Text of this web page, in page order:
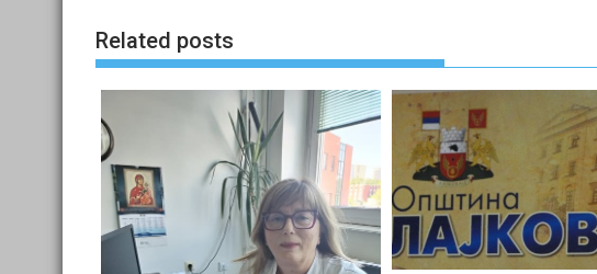
Related posts